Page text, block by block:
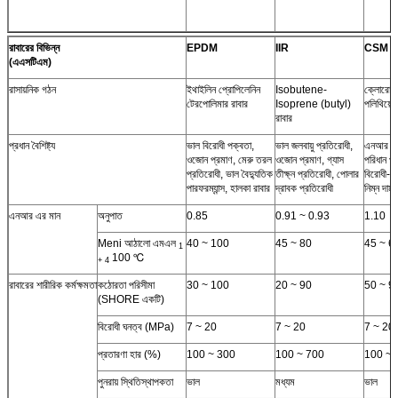
রাবারের বিভিন্ন
(এএসটিএম)
EPDM IIR CSM
রাসায়নিক গঠন
ইথাইলিন প্রোপিলেনিন
টেরপোলিমার রাবার
Isobutene-
Isoprene (butyl)
রাবার
প্রধান বৈশিষ্ট্য
ভাল বিরোধী পক্বতা,
ওজোন প্রমাণ, মেরু তরল
প্রতিরোধী, ভাল বৈদ্যুতিক
পারফরম্যান্স, হালকা রাবার
ভাল জলবায়ু প্রতিরোধী,
ওজোন প্রমাণ, গ্যাস
তীক্ষ্ন প্রতিরোধী, পোলার
দ্রাবক প্রতিরোধী
এনআর
পরিধান
বিরোধী-
নিম্ন
এনআর এর মান অনুপাত 0.85 0.91 ~ 0.93 1.10
Meni আঠালো এমএল 1
+ 4 100 ℃
40 ~ 100 45 ~ 80 45 ~
রাবারের শারীরিক কর্মক্ষমতাকঠোরতা পরিসীমা
(SHORE একটি)
30 ~ 100 20 ~ 90 50 ~
বিরোধী ঘনত্ব (MPa) 7 ~ 20 7 ~ 20 7 ~ 20
প্রতারণা হার (%) 100 ~ 300 100 ~ 700 100 ~
পুনরায় স্থিতিস্থাপকতা ভাল মধ্যম ভাল